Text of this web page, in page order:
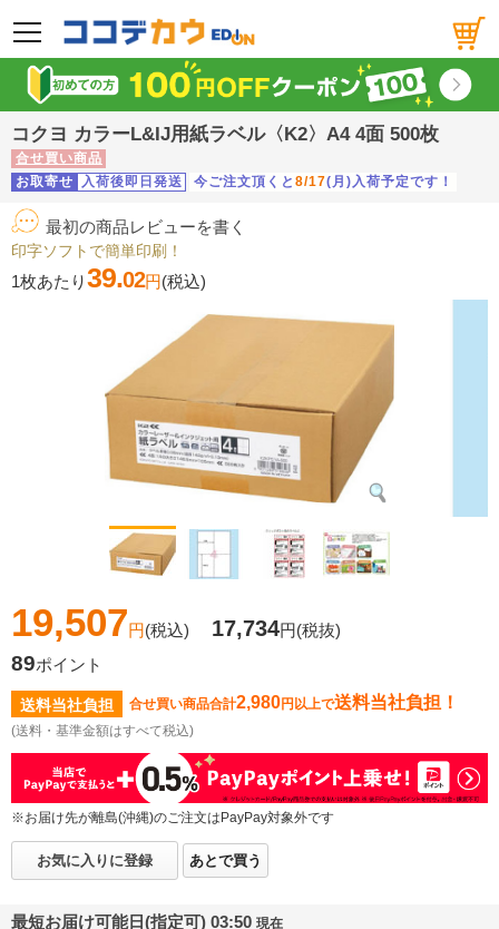
メニュー
コクヨ カラーL&IJ用紙ラベル〈K2〉A4 4面 500枚
合せ買い商品
お取寄せ
入荷後即日発送 今ご注文頂くと 8/17(月)入荷予定です！
最初の商品レビューを書く
印字ソフトで簡単印刷！
1枚あたり39.02円(税込)
19,507円(税込) 17,734円(税抜)
89ポイント
送料当社負担 合せ買い商品合計2,980円以上で送料当社負担！
(送料・基準金額はすべて税込)
※お届け先が離島(沖縄)のご注文はPayPay対象外です
お気に入りに登録 あとで買う
最短お届け可能日(指定可) 03:50 現在